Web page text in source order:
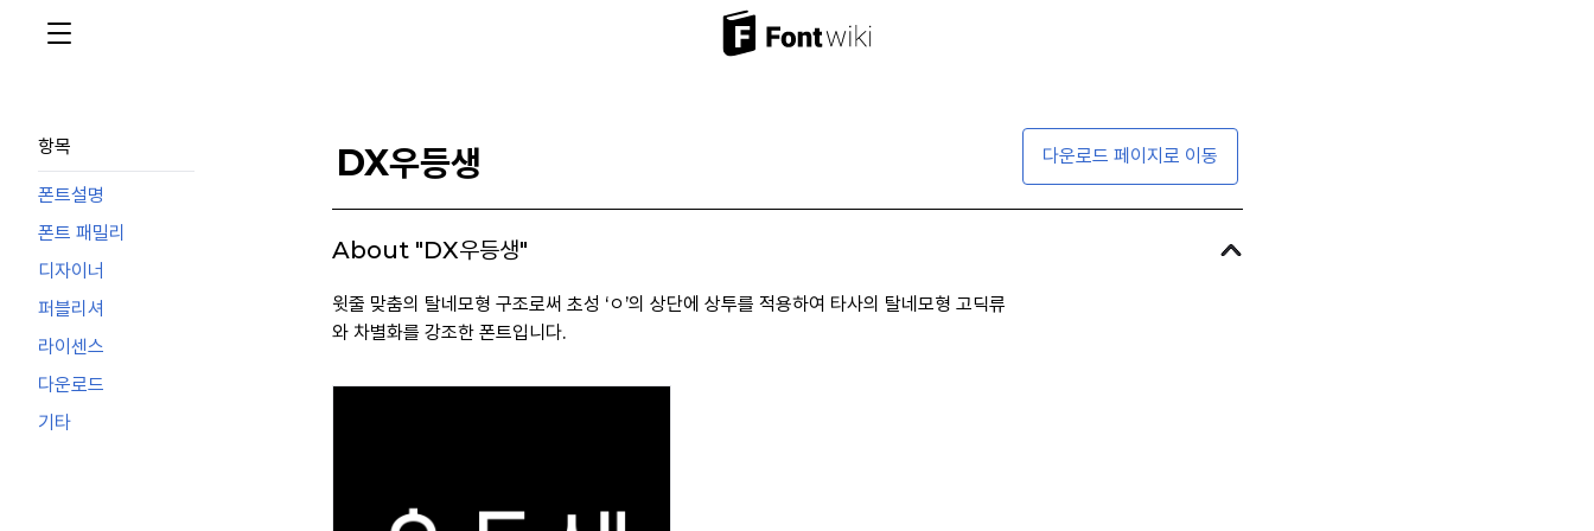
항목
폰트설명
폰트 패밀리
디자이너
퍼블리셔
라이센스
다운로드
기타
DX우등생 다운로드 페이지로 이동
About "DX우등생"
윗줄 맞춤의 탈네모형 구조로써 초성 ‘ㅇ’의 상단에 상투를 적용하여 타사의 탈네모형 고딕류
와 차별화를 강조한 폰트입니다.